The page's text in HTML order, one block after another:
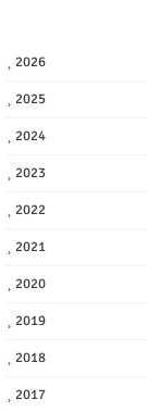
2026
2025
2024
2023
2022
2021
2020
2019
2018
2017